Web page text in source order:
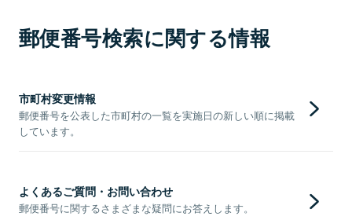
郵便番号検索に関する情報
市町村変更情報
郵便番号を公表した市町村の一覧を実施日の新しい順に掲載
しています。
よくあるご質問・お問い合わせ
郵便番号に関するさまざまな疑問にお答えします。